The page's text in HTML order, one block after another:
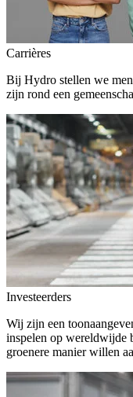
Carrières
Bij Hydro stellen we
zijn rond een
Investeerders
Wij zijn een
inspelen op wereldwijde
groenere manier willen